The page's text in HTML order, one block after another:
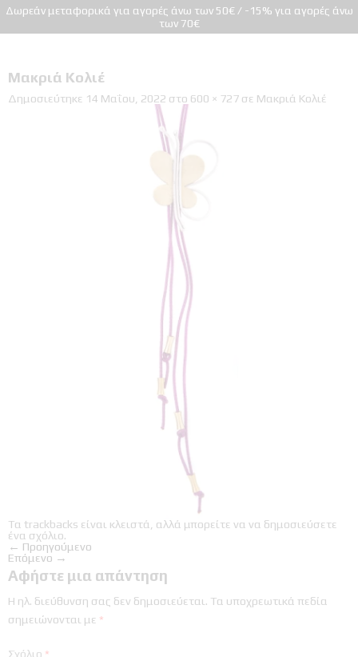
Δωρεάν μεταφορικά για αγορές άνω των 50€ / -15% για αγορές άνω
των 70€
Μακριά Κολιέ
Δημοσιεύτηκε 14 Μαΐου, 2022 στο 600 × 727 σε Μακριά Κολιέ
Τα trackbacks είναι κλειστά, αλλά μπορείτε να να δημοσιεύσετε
ένα σχόλιο.
← Προηγούμενο
Επόμενο →
Αφήστε μια απάντηση
Η ηλ. διεύθυνση σας δεν δημοσιεύεται. Τα υποχρεωτικά πεδία
σημειώνονται με *
Σχόλιο *